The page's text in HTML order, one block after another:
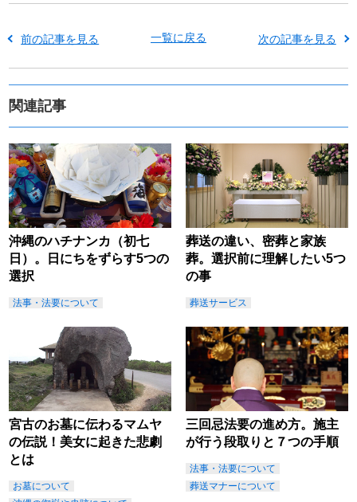
前の記事を見る 一覧に戻る 次の記事を見る
関連記事
沖縄のハチナンカ（初七
日）。日にちをずらす5つの
選択
法事・法要について
葬送の違い、密葬と家族
葬。選択前に理解したい5つ
の事
葬送サービス
宮古のお墓に伝わるマムヤ
の伝説！美女に起きた悲劇
とは
お墓について
三回忌法要の進め方。施主
が行う段取りと７つの手順
法事・法要について
葬送マナーについて